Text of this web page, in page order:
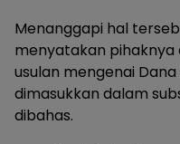
Menanggapi hal
menyatakan
usulan mengenai
dimasukkan dalam
dibahas.